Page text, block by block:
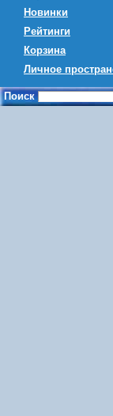
Новинки
Рейтинги
Корзина
Личное
Поиск